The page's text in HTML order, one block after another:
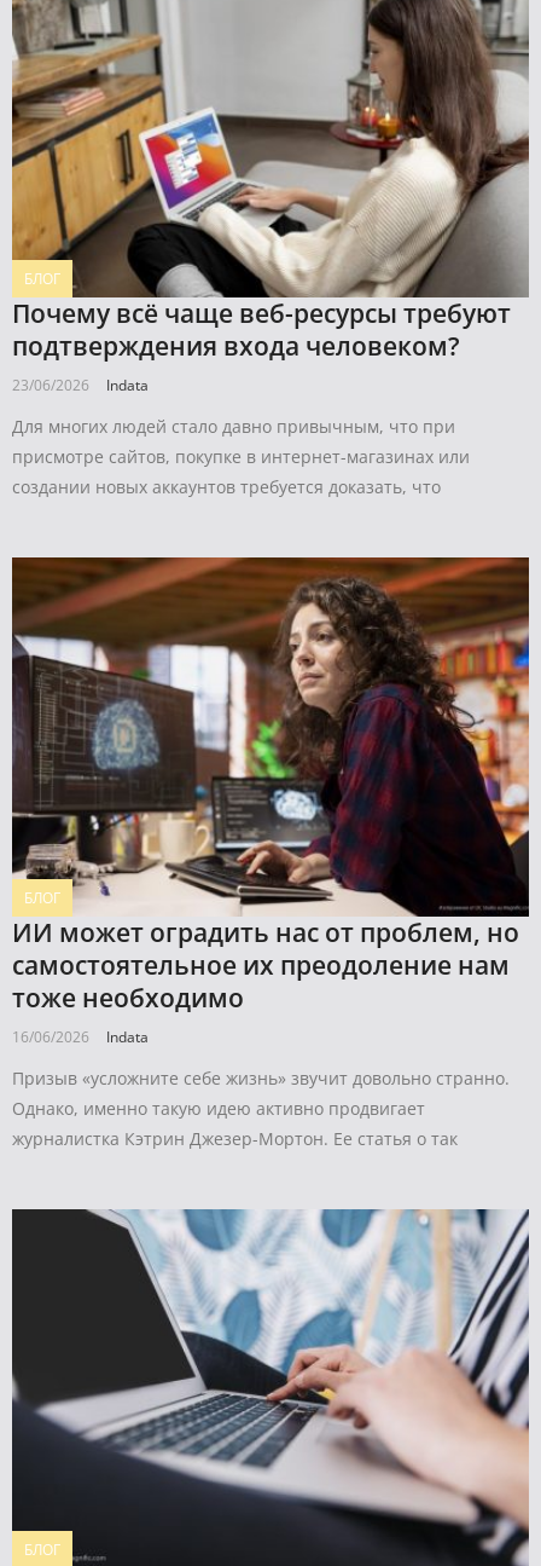
БЛОГ
Почему всё чаще веб-ресурсы требуют
подтверждения входа человеком?
23/06/2026 Indata
Для многих людей стало давно привычным, что при
присмотре сайтов, покупке в интернет-магазинах или
создании новых аккаунтов требуется доказать, что
БЛОГ
ИИ может оградить нас от проблем, но
самостоятельное их преодоление нам
тоже необходимо
16/06/2026 Indata
Призыв «усложните себе жизнь» звучит довольно странно.
Однако, именно такую идею активно продвигает
журналистка Кэтрин Джезер-Мортон. Ее статья о так
БЛОГ